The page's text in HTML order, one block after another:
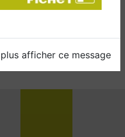
afficher ce message